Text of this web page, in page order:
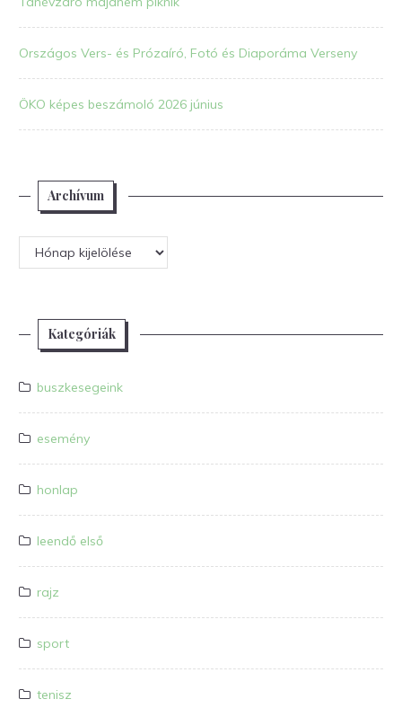
Országos Vers- és Prózaíró, Fotó és Diaporáma Verseny
ÖKO képes beszámoló 2026 június
Archívum
Archívum
Kategóriák
buszkesegeink
esemény
honlap
leendő első
rajz
sport
tenisz